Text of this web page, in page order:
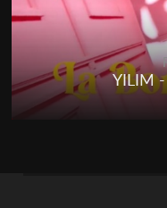
YILIM